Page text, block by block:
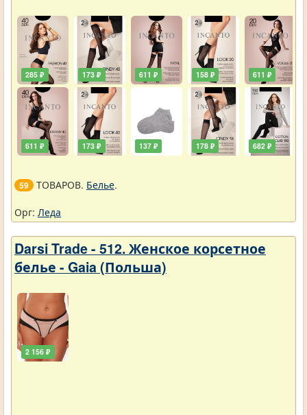
285 ₽
611 ₽
173 ₽
173 ₽
611 ₽
137 ₽
158 ₽
178 ₽
611 ₽
682 ₽
59 ТОВАРОВ. Белье.
Орг: Леда
Darsi Trade - 512. Женское корсетное
белье - Gaia (Польша)
2 156 ₽